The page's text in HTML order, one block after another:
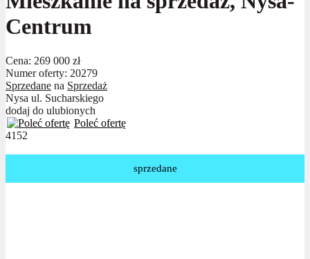
Centrum
Cena: 269 000 zł
Numer oferty: 20279
Sprzedane na Sprzedaż
Nysa ul. Sucharskiego
dodaj do ulubionych
Poleć ofertę
4152
sprzedane